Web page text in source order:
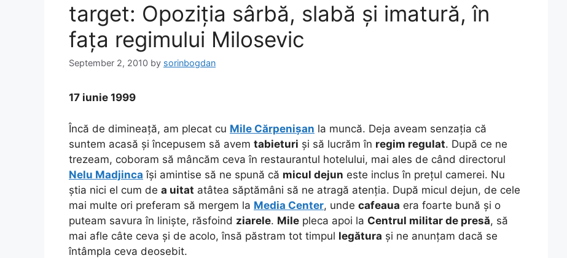
target: Opoziția sârbă, slabă și imatură, în
fața regimului Milosevic
September 2, 2010 by sorinbogdan
17 iunie 1999
Încă de dimineață, am plecat cu Mile Cărpenișan la muncă. Deja aveam senzația că
suntem acasă și începusem să avem tabieturi și să lucrăm în regim regulat. După ce ne
trezeam, coboram să mâncăm ceva în restaurantul hotelului, mai ales de când directorul
Nelu Madjinca își amintise să ne spună că micul dejun este inclus în prețul camerei. Nu
știa nici el cum de a uitat atâtea săptămâni să ne atragă atenția. După micul dejun, de cele
mai multe ori preferam să mergem la Media Center, unde cafeaua era foarte bună și o
puteam savura în liniște, răsfoind ziarele. Mile pleca apoi la Centrul militar de presă, să
mai afle câte ceva și de acolo, însă păstram tot timpul legătura și ne anunțam dacă se
întâmpla ceva deosebit.